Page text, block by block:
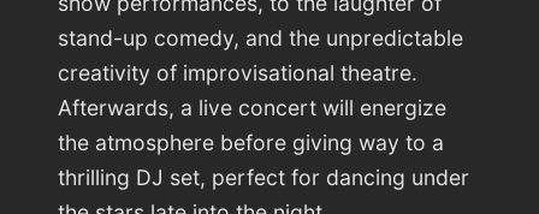
stand-up comedy, and the unpredictable
creativity of improvisational theatre.
Afterwards, a live concert will energize
the atmosphere before giving way to a
thrilling DJ set, perfect for dancing under